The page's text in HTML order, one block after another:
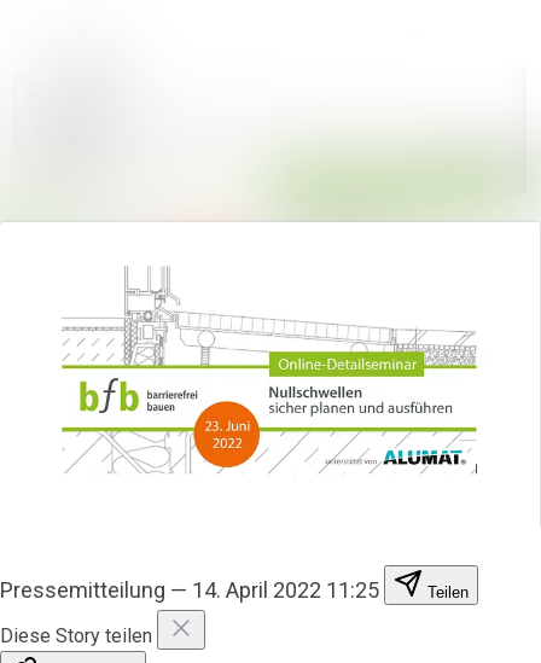
Pressemitteilung — 14. April 2022 11:25 Teilen
Diese Story teilen